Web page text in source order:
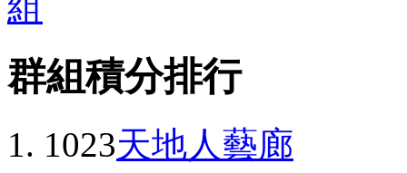
群組積分排行
1023天地人藝廊